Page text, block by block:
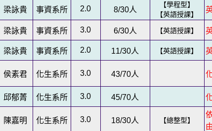
梁詠貴 事資系所 2.0 8/30人
【學程型】
【英語授課】
梁詠貴 事資系所 3.0 6/30人 【英語授課】
梁詠貴 事資系所 2.0 11/30人 【英語授課】
侯素君 化生系所 3.0 43/70人
邱郁菁 化生系所 3.0 45/70人
陳嘉明 化生系所 3.0 18/30人 【總整型】